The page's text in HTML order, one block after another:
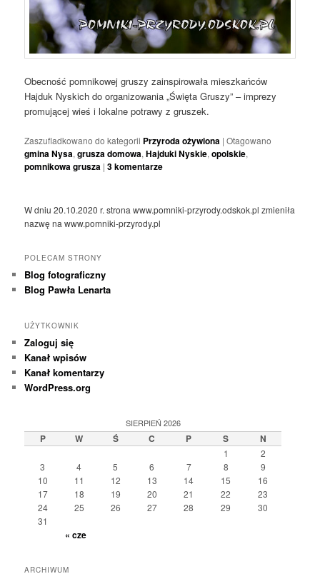
Obecność pomnikowej gruszy zainspirowała mieszkańców
Hajduk Nyskich do organizowania „Święta Gruszy” – imprezy
promującej wieś i lokalne potrawy z gruszek.
Zaszufladkowano do kategorii Przyroda ożywiona |Otagowano
gmina Nysa,grusza domowa,Hajduki Nyskie,opolskie,
pomnikowa grusza |3komentarze
W dniu 20.10.2020 r. strona www.pomniki-przyrody.odskok.pl zmieniła
nazwę na www.pomniki-przyrody.pl
POLECAM STRONY
Blog fotograficzny
Blog Pawła Lenarta
UŻYTKOWNIK
Zaloguj się
Kanał wpisów
Kanał komentarzy
WordPress.org
SIERPIEŃ 2026
P W Ś C P S N
1
2
3
4 5 6 7 8
9
10
11 12 13 14 15
16
17
18 19 20 21 22
23
24
25 26 27 28 29
30
31
« cze
ARCHIWUM